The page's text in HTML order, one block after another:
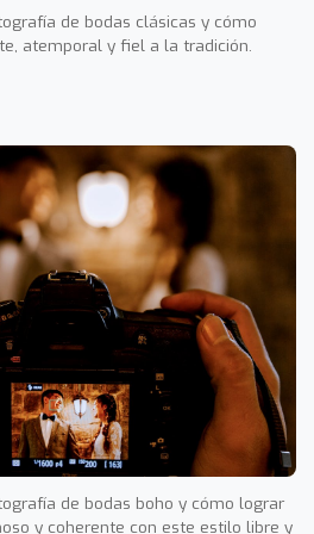
de bodas clásicas y cómo
atemporal y fiel a la tradición.
de bodas boho y cómo lograr
y coherente con este estilo libre y